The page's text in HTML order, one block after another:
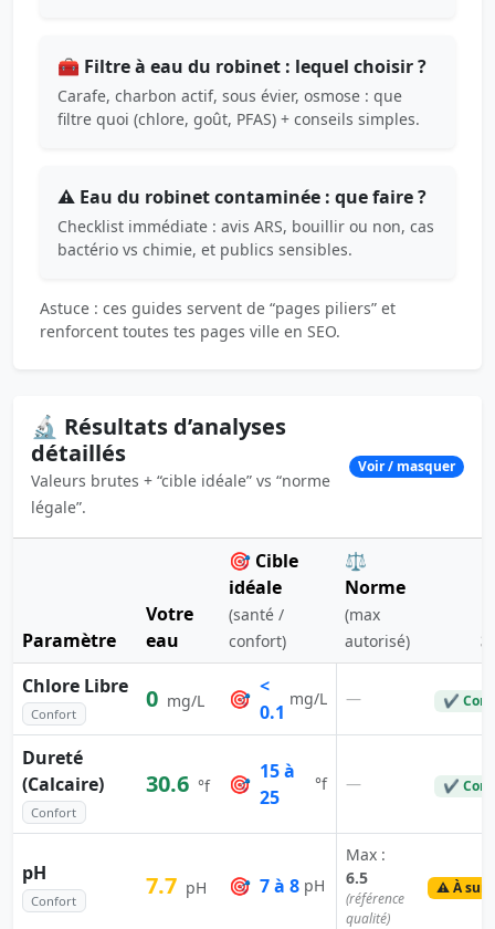
🧰 Filtre à eau du robinet : lequel choisir ?
Carafe, charbon actif, sous évier, osmose : que
filtre quoi (chlore, goût, PFAS) + conseils simples.
⚠️ Eau du robinet contaminée : que faire ?
Checklist immédiate : avis ARS, bouillir ou non, cas
bactério vs chimie, et publics sensibles.
Astuce : ces guides servent de “pages piliers” et
renforcent toutes tes pages ville en SEO.
🔬 Résultats d’analyses
détaillés
Valeurs brutes + “cible idéale” vs “norme
légale”.
Voir / masquer
Paramètre
Votre
eau
🎯 Cible
idéale
(santé /
confort)
⚖️
Norme
(max
autorisé)
Chlore Libre
Confort
0 mg/L 🎯
<
0.1
mg/L — ✔
Dureté
(Calcaire)
Confort
30.6 °f 🎯
15 à
25
°f — ✔
pH
Confort
7.7 pH 🎯 7 à 8 pH
Max :
6.5
(référence
qualité)
⚠️ À